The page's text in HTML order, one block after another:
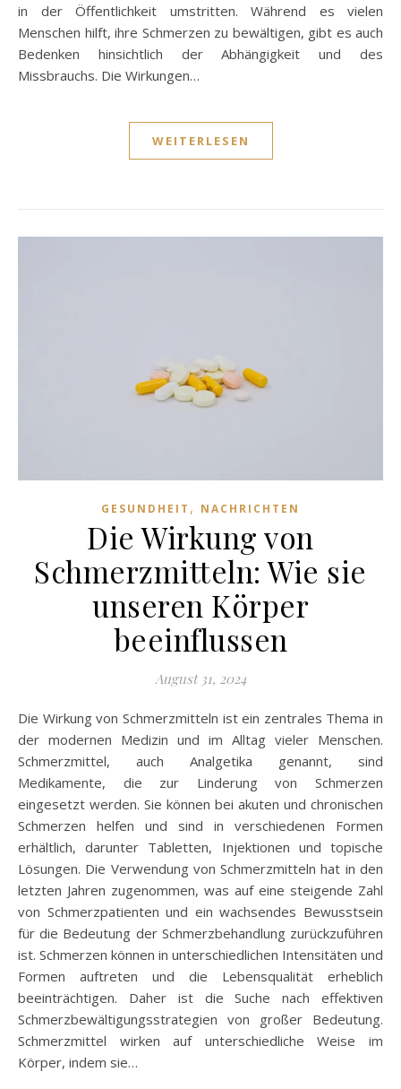
in der Öffentlichkeit umstritten. Während es vielen
Menschen hilft, ihre Schmerzen zu bewältigen, gibt es auch
Bedenken hinsichtlich der Abhängigkeit und des
Missbrauchs. Die Wirkungen…
WEITERLESEN
GESUNDHEIT , NACHRICHTEN
Die Wirkung von
Schmerzmitteln: Wie sie
unseren Körper
beeinflussen
August 31, 2024
Die Wirkung von Schmerzmitteln ist ein zentrales Thema in
der modernen Medizin und im Alltag vieler Menschen.
Schmerzmittel, auch Analgetika genannt, sind
Medikamente, die zur Linderung von Schmerzen
eingesetzt werden. Sie können bei akuten und chronischen
Schmerzen helfen und sind in verschiedenen Formen
erhältlich, darunter Tabletten, Injektionen und topische
Lösungen. Die Verwendung von Schmerzmitteln hat in den
letzten Jahren zugenommen, was auf eine steigende Zahl
von Schmerzpatienten und ein wachsendes Bewusstsein
für die Bedeutung der Schmerzbehandlung zurückzuführen
ist. Schmerzen können in unterschiedlichen Intensitäten und
Formen auftreten und die Lebensqualität erheblich
beeinträchtigen. Daher ist die Suche nach effektiven
Schmerzbewältigungsstrategien von großer Bedeutung.
Schmerzmittel wirken auf unterschiedliche Weise im
Körper, indem sie…